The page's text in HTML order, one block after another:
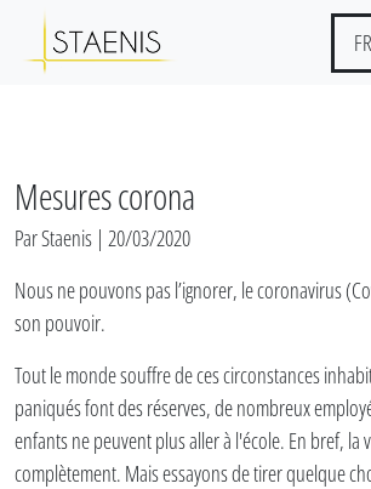
Mesures corona
Par Staenis | 20/03/2020
Nous ne pouvons pas l’ignorer, le coronavirus
son pouvoir.
Tout le monde souffre de ces circonstances
paniqués font des réserves, de nombreux
enfants ne peuvent plus aller à l'école. En bref, la
complètement. Mais essayons de tirer quelque